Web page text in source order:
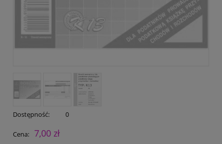
Dostępność: 0
Cena:
7,00 zł